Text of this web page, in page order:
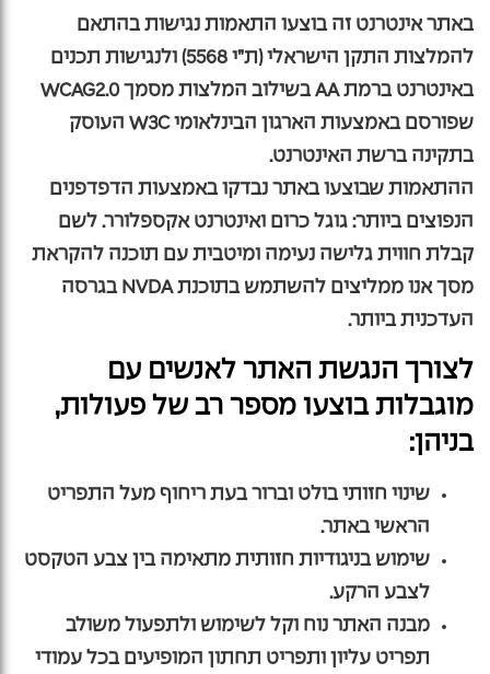
באתר אינטרנט זה בוצעו התאמות נגישות בהתאם
להמלצות התקן הישראלי (ת”י 5568) ולנגישות תכנים
באינטרנט ברמת AA בשילוב המלצות מסמך WCAG2.0
שפורסם באמצעות הארגון הבינלאומי W3C העוסק
בתקינה ברשת האינטרנט.
ההתאמות שבוצעו באתר נבדקו באמצעות הדפדפנים
הנפוצים ביותר: גוגל כרום ואינטרנט אקספלורר. לשם
קבלת חווית גלישה נעימה ומיטבית עם תוכנה להקראת
מסך אנו ממליצים להשתמש בתוכנת NVDA בגרסה
העדכנית ביותר.
לצורך הנגשת האתר לאנשים עם
מוגבלות בוצעו מספר רב של פעולות,
בניהן:
שינוי חזותי בולט וברור בעת ריחוף מעל התפריט
הראשי באתר.
שימוש בניגודיות חזותית מתאימה בין צבע הטקסט
לצבע הרקע.
מבנה האתר נוח וקל לשימוש ולתפעול משולב
תפריט עליון ותפריט תחתון המופיעים בכל עמודי